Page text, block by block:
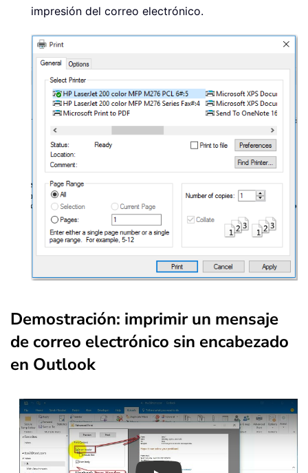
impresión del correo electrónico.
Demostración: imprimir un mensaje
de correo electrónico sin encabezado
en Outlook